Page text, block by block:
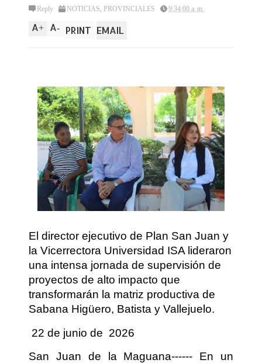
Reply NOTICIAS, PROVINCIALES 9:34:00 a. m.
A+ A- PRINT EMAIL
El director ejecutivo de Plan San Juan y
la Vicerrectora Universidad ISA lideraron
una intensa jornada de supervisión de
proyectos de alto impacto que
transformarán la matriz productiva de
Sabana Higüero, Batista y Vallejuelo.
22 de junio de 2026
San Juan de la Maguana------ En un